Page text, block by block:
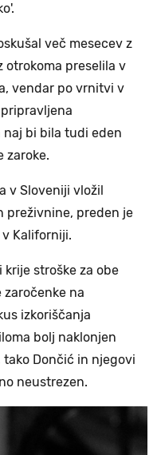
več mesecev z
otrokoma preselila v
vendar po vrnitvi v
naj bi bila tudi eden
zaroke.
v Sloveniji vložil
preživnine, preden je
Kaliforniji.
stroške za obe
na
izkoriščanja
bolj naklonjen
Dončić in njegovi
neustrezen.